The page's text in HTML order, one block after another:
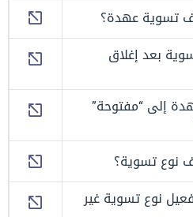
تسوية عهدة؟
بعد إغلاق
إلى “مفتوحة”
نوع تسوية؟
نوع تسوية غير